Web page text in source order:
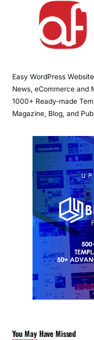
Easy WordPress
News, eCommerce and
1000+ Ready-made
Magazine, Blog, and
You May Have Missed